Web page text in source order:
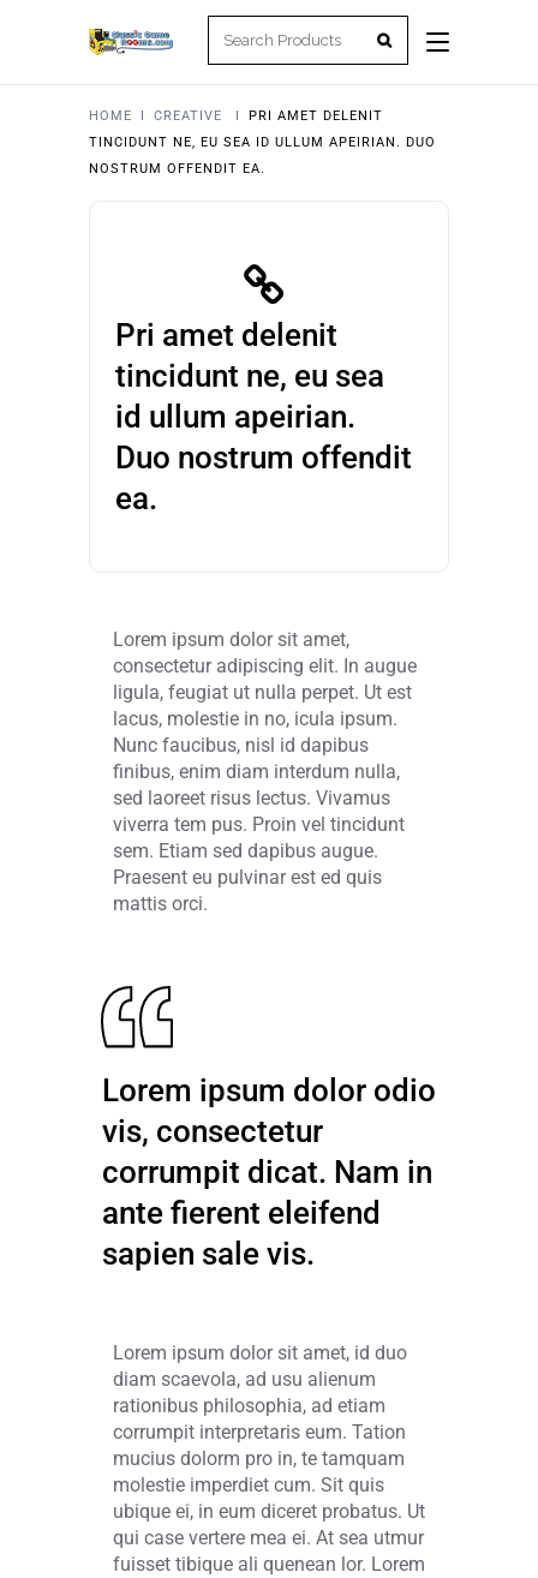
HOME I CREATIVE I
PRI AMET DELENIT
TINCIDUNT NE, EU SEA ID ULLUM APEIRIAN. DUO
NOSTRUM OFFENDIT EA.
Pri amet delenit
tincidunt ne, eu sea
id ullum apeirian.
Duo nostrum offendit
ea.
Lorem ipsum dolor sit amet,
consectetur adipiscing elit. In augue
ligula, feugiat ut nulla perpet. Ut est
lacus, molestie in no, icula ipsum.
Nunc faucibus, nisl id dapibus
finibus, enim diam interdum nulla,
sed laoreet risus lectus. Vivamus
viverra tem pus. Proin vel tincidunt
sem. Etiam sed dapibus augue.
Praesent eu pulvinar est ed quis
mattis orci.
Lorem ipsum dolor odio
vis, consectetur
corrumpit dicat. Nam in
ante fierent eleifend
sapien sale vis.
Lorem ipsum dolor sit amet, id duo
diam scaevola, ad usu alienum
rationibus philosophia, ad etiam
corrumpit interpretaris eum. Tation
mucius dolorm pro in, te tamquam
molestie imperdiet cum. Sit quis
ubique ei, in eum diceret probatus. Ut
qui case vertere mea ei. At sea utmur
fuisset tibique ali quenean lor. Lorem